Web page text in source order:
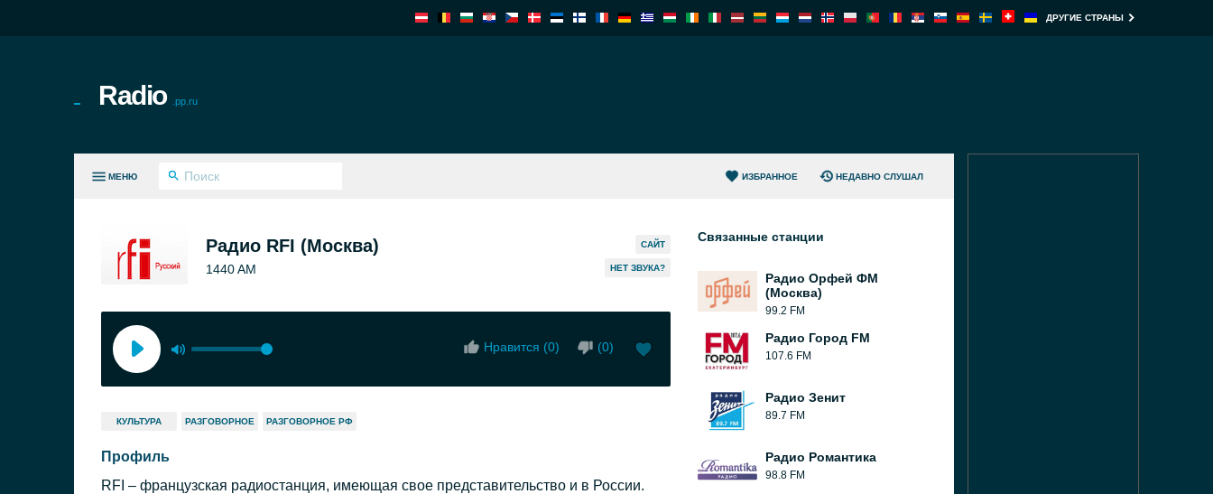
ДРУГИЕ СТРАНЫ
Radio .pp.ru
МЕНЮ ИЗБРАННОЕ НЕДАВНО СЛУШАЛ
Радио RFI (Москва)
1440 AM
САЙТ
HЕТ ЗВУКА?
Нравится (0) (0)
КУЛЬТУРА РАЗГОВОРНОЕ РАЗГОВОРНОЕ РФ
Профиль
RFI – французская радиостанция, имеющая свое представительство и в России.
Связанные станции
Радио Орфей ФМ
(Москва)
99.2 FM
Радио Город FM
107.6 FM
Радио Зенит
89.7 FM
Радио Романтика
98.8 FM